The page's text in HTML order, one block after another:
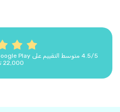
22,000 تقييم